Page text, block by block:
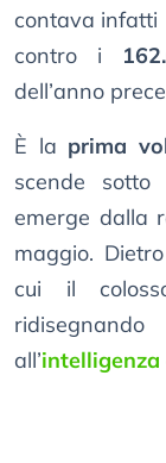
contava infatti
contro i
dell’anno
È la prima
scende sotto
emerge dalla
maggio.
cui il
all’